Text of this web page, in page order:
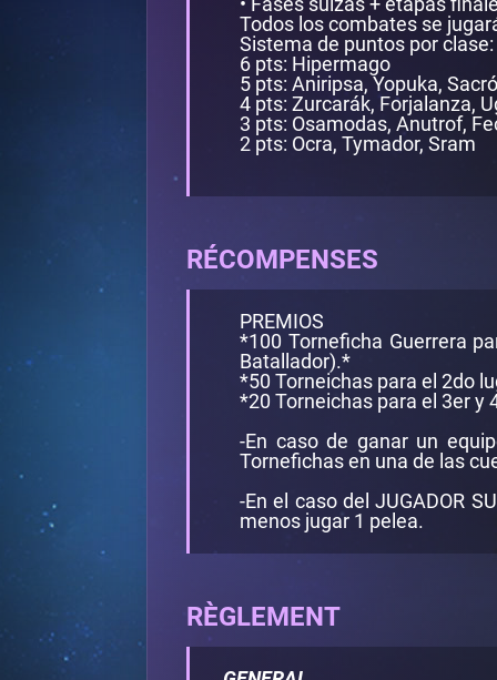
Todos los combates se
Sistema de puntos por clase:
6 pts: Hipermago
5 pts: Aniripsa, Yopuka,
4 pts: Zurcarák, Forjalanza,
3 pts: Osamodas, Anutrof,
2 pts: Ocra, Tymador, Sram
RÉCOMPENSES
PREMIOS
*100 Torneficha Guerrera
Batallador).*
*50 Torneichas para el 2do
*20 Torneichas para el 3er y
-En caso de ganar un
Tornefichas en una de las
-En el caso del JUGADOR
menos jugar 1 pelea.
RÈGLEMENT